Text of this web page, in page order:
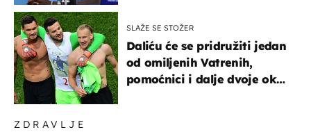
ZDRAVLJE
SLAŽE SE STOŽER
Daliću će se pridružiti jedan
od omiljenih Vatrenih,
pomoćnici i dalje dvoje oko